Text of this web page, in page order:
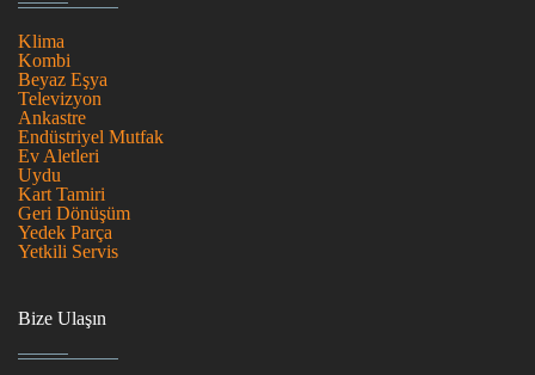
Klima
Kombi
Beyaz Eşya
Televizyon
Ankastre
Endüstriyel Mutfak
Ev Aletleri
Uydu
Kart Tamiri
Geri Dönüşüm
Yedek Parça
Yetkili Servis
Bize Ulaşın